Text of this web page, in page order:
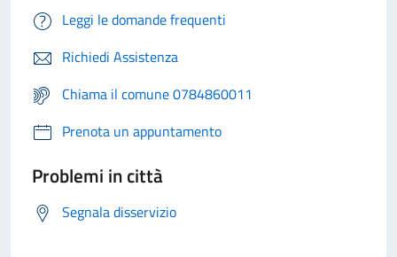
Leggi le domande frequenti
Richiedi Assistenza
Chiama il comune 0784860011
Prenota un appuntamento
Problemi in città
Segnala disservizio